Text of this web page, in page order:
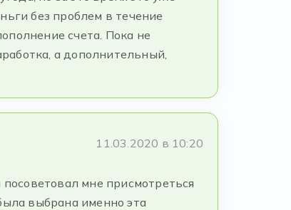
без проблем в течение
счета. Пока не
а дополнительный,
11.03.2020 в 10:20
мне присмотреться
выбрана именно эта